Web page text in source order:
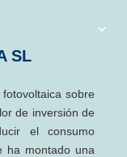

SL
sobre
de inversión de
el consumo
ha montado una